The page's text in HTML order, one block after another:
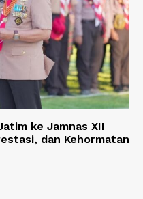
ke Jamnas XII
dan Kehormatan